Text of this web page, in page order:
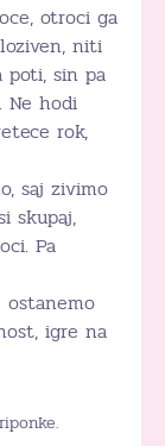
otroci ga
niti
poti, sin pa
Ne hodi
rok,
saj zivimo
skupaj,
Pa
ostanemo
igre na